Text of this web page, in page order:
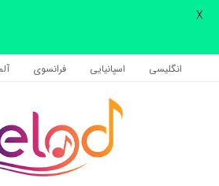
انگلیسی اسپانیایی فرانسوی
اشتراک گذاری
با استفاده از روش‌های زیر می‌توانید این
X